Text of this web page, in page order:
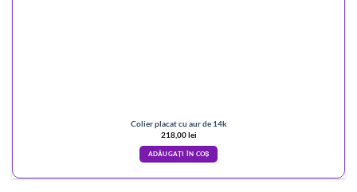
Colier placat cu aur de 14k
218,00lei
ADĂUGAȚI ÎN COȘ